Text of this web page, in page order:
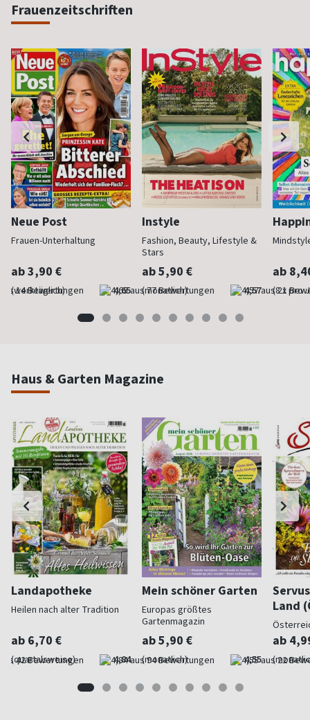
Frauenzeitschriften
Neue Post
Frauen-Unterhaltung
ab 3,90 €
(werktäglich) 4,65
Instyle
Fashion, Beauty, Lifestyle &
Stars
ab 5,90 €
(monatlich) 4,57
ab
(8 x pro
Haus & Garten Magazine
Landapotheke
Heilen nach alter Tradition
ab 6,70 €
(quartalsweise) 4,84
Mein schöner Garten
Europas größtes
Gartenmagazin
ab 5,90 €
(monatlich) 4,55
Land
ab